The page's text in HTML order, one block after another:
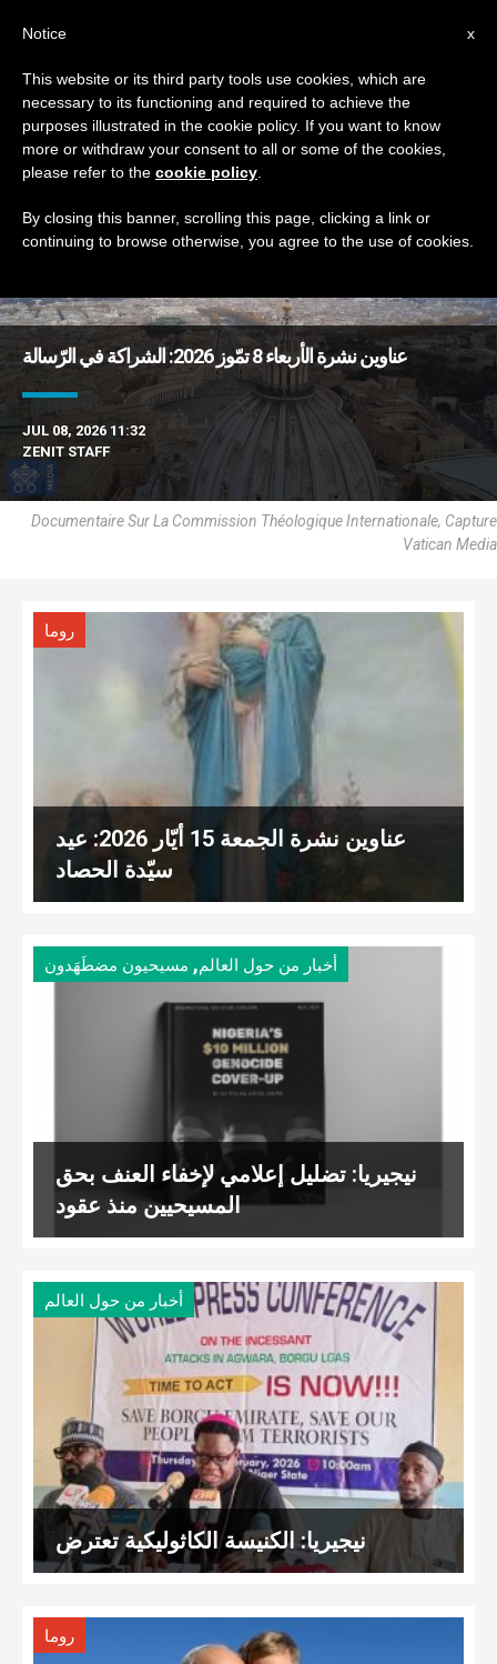
TAG
DERNIÈRES NOUVELLES
عناوين نشرة الأربعاء 8 تمّوز 2026: الشراكة في الرّسالة
JUL 08, 2026 11:32
ZENIT STAFF
Documentaire Sur La Commission Théologique Internationale, Capture
Vatican Media
روما
عناوين نشرة الجمعة 15 أيّار 2026: عيد
سيّدة الحصاد
أخبار من حول العالم, مسيحيون مضطَهَدون
نيجيريا: تضليل إعلامي لإخفاء العنف بحق
المسيحيين منذ عقود
أخبار من حول العالم
نيجيريا: الكنيسة الكاثوليكية تعترض
روما
x
Notice
This website or its third party tools use cookies, which are
necessary to its functioning and required to achieve the
purposes illustrated in the cookie policy. If you want to know
more or withdraw your consent to all or some of the cookies,
please refer to the cookie policy
By closing this banner, scrolling this page, clicking a link or
continuing to browse otherwise, you agree to the use of cookies.